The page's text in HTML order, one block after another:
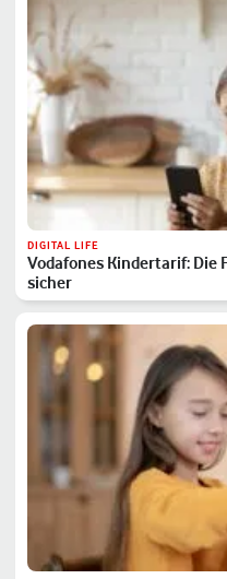
DIGITAL LIFE
Vodafones Kindertarif: Die
sicher